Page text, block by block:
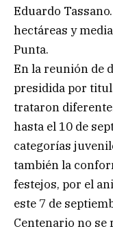
Eduardo
hectáreas y
Punta.
En la reunión de
presidida por
trataron
hasta el 10 de
categorías
también la
festejos, por el
este 7 de
Centenario no se